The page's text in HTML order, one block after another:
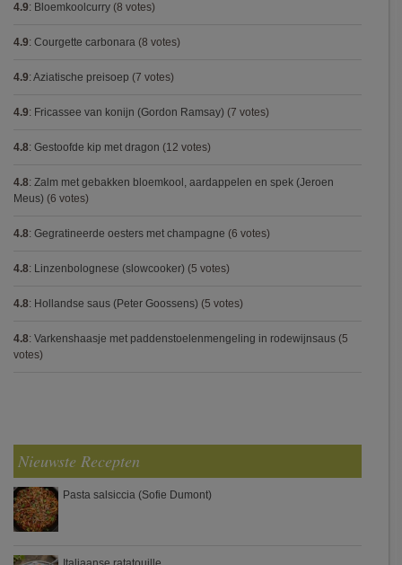
4.9: Bloemkoolcurry (8 votes)
4.9: Courgette carbonara (8 votes)
4.9: Aziatische preisoep (7 votes)
4.9: Fricassee van konijn (Gordon Ramsay) (7 votes)
4.8: Gestoofde kip met dragon (12 votes)
4.8: Zalm met gebakken bloemkool, aardappelen en spek (Jeroen
Meus) (6 votes)
4.8: Gegratineerde oesters met champagne (6 votes)
4.8: Linzenbolognese (slowcooker) (5 votes)
4.8: Hollandse saus (Peter Goossens) (5 votes)
4.8: Varkenshaasje met paddenstoelenmengeling in rodewijnsaus (5
votes)
Nieuwste Recepten
Pasta salsiccia (Sofie Dumont)